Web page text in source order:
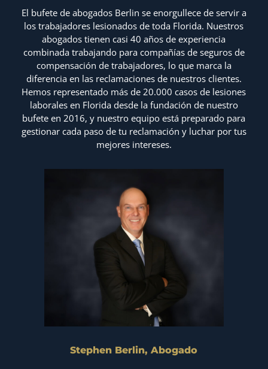
El bufete de abogados Berlin se enorgullece de servir a
los trabajadores lesionados de toda Florida. Nuestros
abogados tienen casi 40 años de experiencia
combinada trabajando para compañías de seguros de
compensación de trabajadores, lo que marca la
diferencia en las reclamaciones de nuestros clientes.
Hemos representado más de 20.000 casos de lesiones
laborales en Florida desde la fundación de nuestro
bufete en 2016, y nuestro equipo está preparado para
gestionar cada paso de tu reclamación y luchar por tus
mejores intereses.
Stephen Berlin, Abogado